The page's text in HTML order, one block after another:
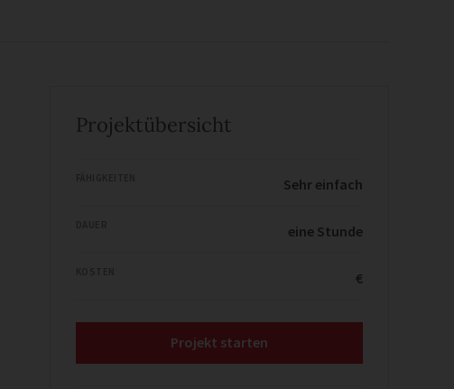
Projektübersicht
Sehr einfach
eine Stunde
€
Projekt starten